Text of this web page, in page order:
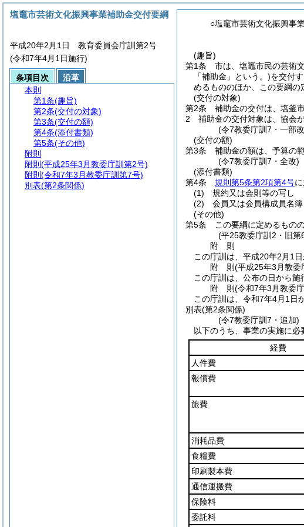
○塩竈市芸術文化振興事
(趣旨)
第1条
市は、塩竈市民の芸術
「補助金」という。)を交付
めるもののほか、この要綱の
(交付の対象)
第2条
補助金の交付は、塩釜
2
補助金の交付対象は、協会
(令7教委庁訓7・一部
(交付の額)
第3条
補助金の額は、予算の
(令7教委庁訓7・全改)
(添付書類)
第4条
規則第5条第2項第4号
(1)
規約又は会則等の写し
(2)
会員又は会員構成員名簿
(その他)
第5条
この要綱に定めるもの
(平25教委庁訓2・旧第
附 則
この庁訓は、平成20年2月1日
附 則(平成25年3月教委
この庁訓は、公布の日から施
附 則(令和7年3月教委
この庁訓は、令和7年4月1日
別表(第2条関係)
(令7教委庁訓7・追加)
以下のうち、事業の実施に必
経費
人件費
報償費
旅費
消耗品費
食糧費
印刷製本費
通信運搬費
保険料
委託料
塩竈市芸術文化振興事業補助金交付要綱
平成20年2月1日 教育委員会庁訓第2号
(令和7年4月1日施行)
条項目次
沿革
本則
第1条(趣旨)
第2条(交付の対象)
第3条(交付の額)
第4条(添付書類)
第5条(その他)
附則
附則 (平成25年3月教委庁訓第2号)
附則 (令和7年3月教委庁訓第7号)
別表(第2条関係)